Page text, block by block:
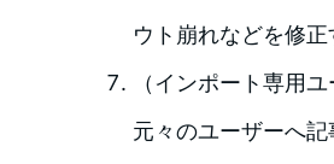
ウト崩れなどを修正
（インポート専用
元々のユーザーへ記